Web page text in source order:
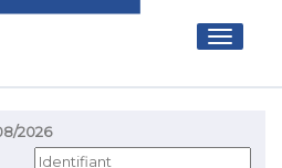
Toggle
2026